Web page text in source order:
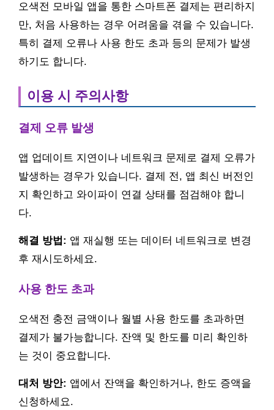
오색전 모바일 앱을 통한 스마트폰 결제는 편리하지
만, 처음 사용하는 경우 어려움을 겪을 수 있습니다.
특히 결제 오류나 사용 한도 초과 등의 문제가 발생
하기도 합니다.
이용 시 주의사항
결제 오류 발생
앱 업데이트 지연이나 네트워크 문제로 결제 오류가
발생하는 경우가 있습니다. 결제 전, 앱 최신 버전인
지 확인하고 와이파이 연결 상태를 점검해야 합니
다.
해결 방법: 앱 재실행 또는 데이터 네트워크로 변경
후 재시도하세요.
사용 한도 초과
오색전 충전 금액이나 월별 사용 한도를 초과하면
결제가 불가능합니다. 잔액 및 한도를 미리 확인하
는 것이 중요합니다.
대처 방안: 앱에서 잔액을 확인하거나, 한도 증액을
신청하세요.